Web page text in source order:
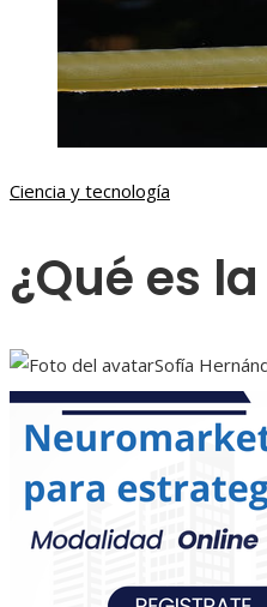
Ciencia y tecnología
¿Qué es
Sofía